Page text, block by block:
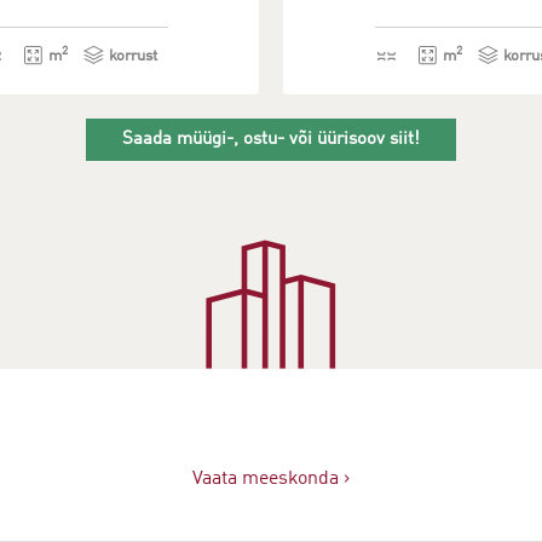
m2 korrust m2
Saada müügi-, ostu- või üürisoov siit!
Vaata meeskonda ›